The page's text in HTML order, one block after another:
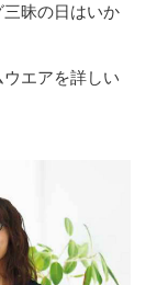
昧の日はいか
エアを詳しい